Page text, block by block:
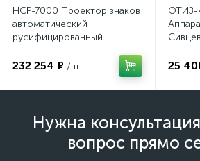
НСР-7000 Проектор знаков
автоматический
русифицированный
232 254 ₽ /шт
ОТИЗ-
очков
25
Нужна
вопрос прямо